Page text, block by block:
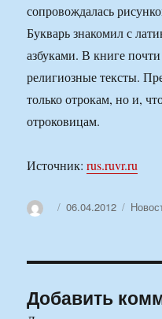
сопровождалась
Букварь знакомил с
азбуками. В книге
религиозные тексты.
только отрокам, но и,
отроковицам.
Источник:rus.ruvr.ru
АвторОпубликовано
06.04.2012
Добавить